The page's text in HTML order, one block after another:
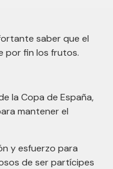
saber que el
por fin los frutos.
la Copa de España,
mantener el
y esfuerzo para
de ser partícipes